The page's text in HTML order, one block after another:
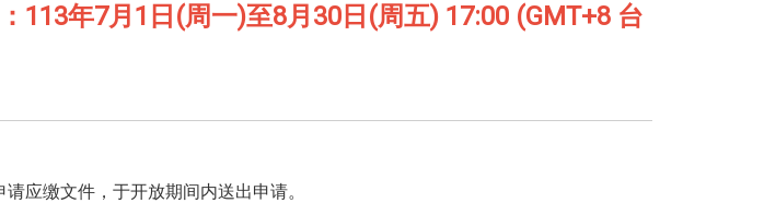
113年7月1日(周一)至8月30日(周五) 17:00 (GMT+8 台
请应缴文件，于开放期间内送出申请。